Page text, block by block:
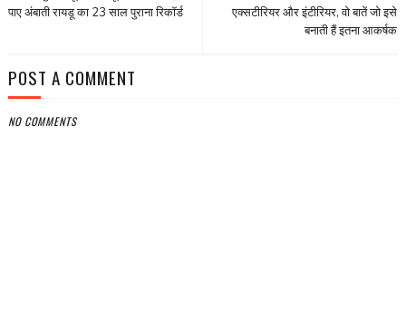
एक्‍सटीरियर और इंटीरियर, वो बातें जो इसे
बनाती हैं इतना आकर्षक
पाए अंबाती रायडू का 23 साल पुराना रिकॉर्ड
POST A COMMENT
NO COMMENTS